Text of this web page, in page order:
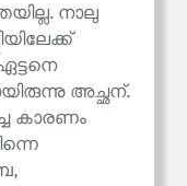
നാലു
അച്ഛന്.
കാരണം